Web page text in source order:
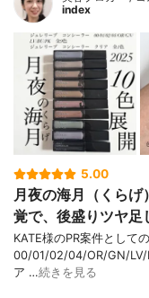
index
5.00
月夜の海月（くら
覚で、後盛りツヤ足
KATE様のPR案件として
00/01/02/04/OR/GN/LV/
ア …続きを見る